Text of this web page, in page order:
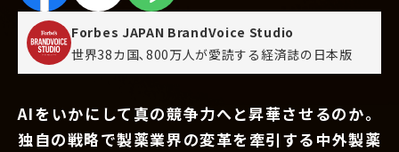
Forbes JAPAN BrandVoice Studio
世界38カ国､800万人が愛読する 経済誌の日本版
AIをいかにして真の競争力へと昇華させるのか。
独自の戦略で製薬業界の変革を牽引する中外製薬